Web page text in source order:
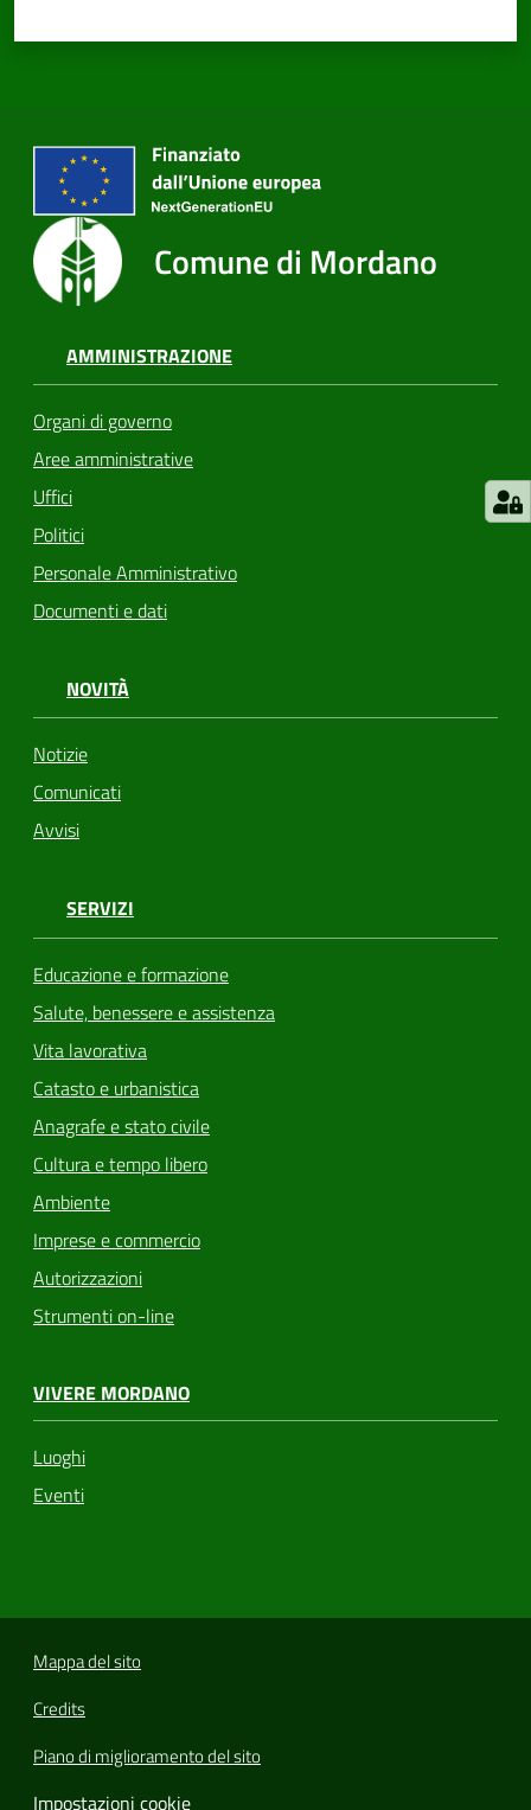
Seguici
Comune di Mordano
AMMINISTRAZIONE
Organi di governo
Aree amministrative
Uffici
Politici
Personale Amministrativo
Documenti e dati
NOVITÀ
Notizie
Comunicati
Avvisi
SERVIZI
Educazione e formazione
Salute, benessere e assistenza
Vita lavorativa
Catasto e urbanistica
Anagrafe e stato civile
Cultura e tempo libero
Ambiente
Imprese e commercio
Autorizzazioni
Strumenti on-line
VIVERE MORDANO
Luoghi
Eventi
Mappa del sito
Credits
Piano di miglioramento del sito
Impostazioni cookie